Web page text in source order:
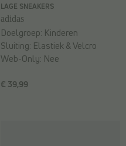
LAGE SNEAKERS
adidas
€ 39,99
Doelgroep: Kinderen
Sluiting: Elastiek & Velcro
Web-Only: Nee